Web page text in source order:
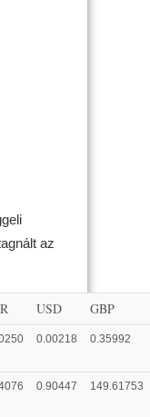
az
USD GBP
0.00218 0.35992
0.90447 149.61753